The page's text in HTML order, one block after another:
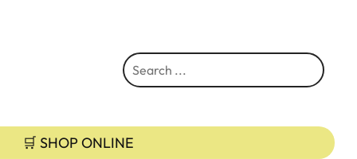
S
e
r
c
🛒 SHOP ONLINE